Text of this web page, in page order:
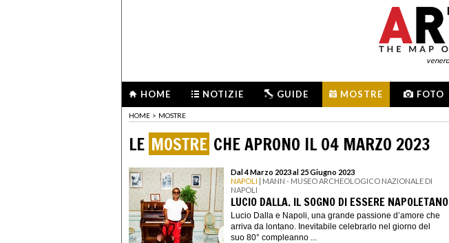
HOME NOTIZIE GUIDE MOSTRE FOTO
HOME > MOSTRE
LE MOSTRE CHE APRONO IL 04 MARZO 2023
Dal 4 Marzo 2023 al 25 Giugno 2023
NAPOLI | MANN - MUSEO ARCHEOLOGICO NAZIONALE DI
NAPOLI
LUCIO DALLA. IL SOGNO DI ESSERE NAPOLETANO
Lucio Dalla e Napoli, una grande passione d’amore che
arriva da lontano. Inevitabile celebrarlo nel giorno del
suo 80° compleanno ...